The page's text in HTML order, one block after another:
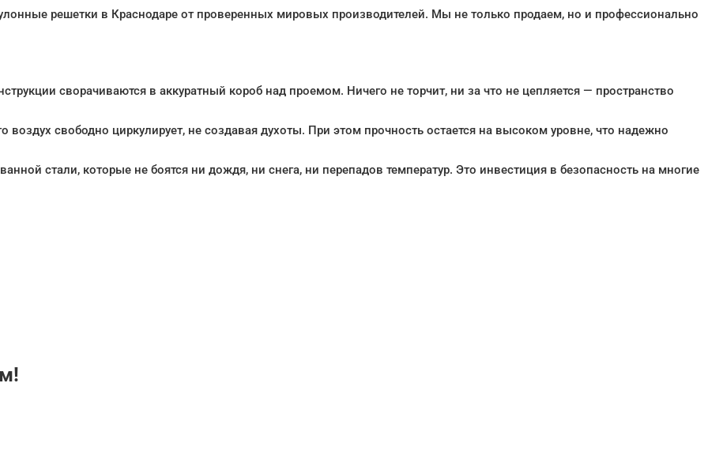
решетки в Краснодаре от проверенных мировых производителей. Мы не только продаем, но и профессионально
сворачиваются в аккуратный короб над проемом. Ничего не торчит, ни за что не цепляется — пространство
свободно циркулирует, не создавая духоты. При этом прочность остается на высоком уровне, что надежно
стали, которые не боятся ни дождя, ни снега, ни перепадов температур. Это инвестиция в безопасность на многие